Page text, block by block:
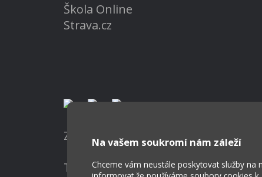
Na vašem soukromí nám záleží
Chceme vám neustále poskytovat služby na
Škola Online
Strava.cz
Základní škola a Mateřská škola
Tvorba webových stránek weboa.cz